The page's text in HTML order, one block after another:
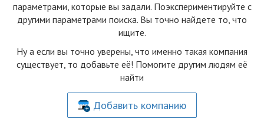
параметрами, которые вы задали. Поэкспериментируйте с
другими параметрами поиска. Вы точно найдете то, что
ищите.
Ну а если вы точно уверены, что именно такая компания
существует, то добавьте её! Помогите другим людям её
найти
Добавить компанию